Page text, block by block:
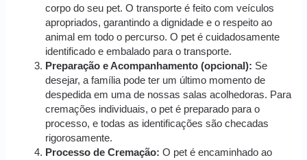
corpo do seu pet. O transporte é feito com veículos
apropriados, garantindo a dignidade e o respeito ao
animal em todo o percurso. O pet é cuidadosamente
identificado e embalado para o transporte.
Preparação e Acompanhamento (opcional): Se
desejar, a família pode ter um último momento de
despedida em uma de nossas salas acolhedoras. Para
cremações individuais, o pet é preparado para o
processo, e todas as identificações são checadas
rigorosamente.
Processo de Cremação: O pet é encaminhado ao